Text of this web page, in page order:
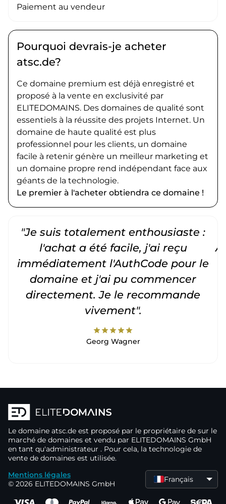
Paiement au vendeur
Pourquoi devrais-je acheter
atsc.de?
Ce domaine premium est déjà enregistré et
proposé à la vente en exclusivité par
ELITEDOMAINS. Des domaines de qualité sont
essentiels à la réussite des projets Internet. Un
domaine de haute qualité est plus
professionnel pour les clients, un domaine
facile à retenir génère un meilleur marketing et
un domaine propre rend indépendant face aux
géants de la technologie.
Le premier à l'acheter obtiendra ce domaine !
"Je suis totalement enthousiaste :
l'achat a été facile, j'ai reçu
immédiatement l'AuthCode pour le
domaine et j'ai pu commencer
directement. Je le recommande
vivement".
starstarstarstarstar
Georg Wagner
Le domaine atsc.de est proposé par le propriétaire de sur le
marché de domaines et vendu par ELITEDOMAINS GmbH
en tant qu'administrateur . Pour cela, la technologie de
vente de domaines est utilisée.
Mentions légales
© 2026 ELITEDOMAINS GmbH
Français